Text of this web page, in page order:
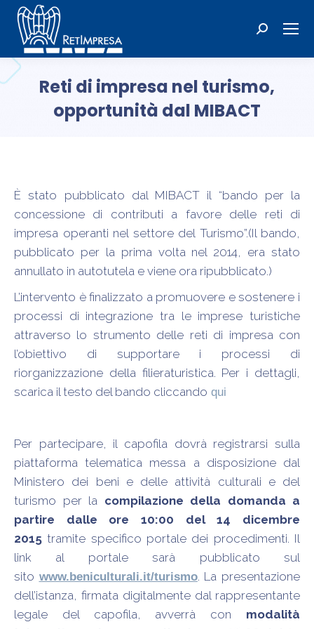
Cerca:
Reti di impresa nel turismo,
opportunità dal MIBACT
È stato pubblicato dal MIBACT il “bando per la
concessione di contributi a favore delle reti di
impresa operanti nel settore del Turismo”.(Il bando,
pubblicato per la prima volta nel 2014, era stato
annullato in autotutela e viene ora ripubblicato.)
L’intervento è finalizzato a promuovere e sostenere i
processi di integrazione tra le imprese turistiche
attraverso lo strumento delle reti di impresa con
l’obiettivo di supportare i processi di
riorganizzazione della filieraturistica. Per i dettagli,
scarica il testo del bando cliccando qui
Per partecipare, il capofila dovrà registrarsi sulla
piattaforma telematica messa a disposizione dal
Ministero dei beni e delle attività culturali e del
turismo per la compilazione della domanda a
partire dalle ore 10:00 del 14 dicembre
2015 tramite specifico portale dei procedimenti. Il
link al portale sarà pubblicato sul
sito www.beniculturali.it/turismo. La presentazione
dell’istanza, firmata digitalmente dal rappresentante
legale del capofila, avverrà con
modalità